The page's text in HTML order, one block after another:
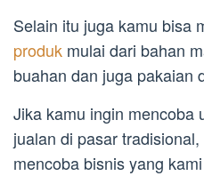
Selain itu juga kamu bisa
produk mulai dari bahan
buahan dan juga pakaian
Jika kamu ingin mencoba
jualan di pasar
mencoba bisnis yang